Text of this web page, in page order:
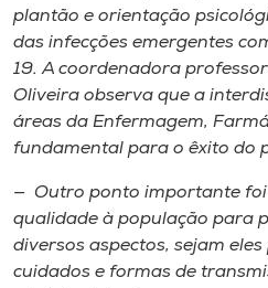
plantão e orientação
das infecções emergentes
19. A coordenadora
Oliveira observa que a
áreas da Enfermagem,
fundamental para o êxito do
— Outro ponto importante
qualidade à população para
diversos aspectos, sejam
cuidados e formas de